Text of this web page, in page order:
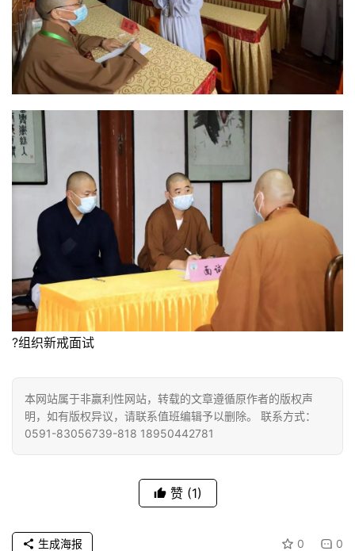
?组织新戒面试
本网站属于非赢利性网站，转载的文章遵循原作者的版权声
明，如有版权异议，请联系值班编辑予以删除。 联系方式：
0591-83056739-818 18950442781
赞 (1)
0 0
生成海报